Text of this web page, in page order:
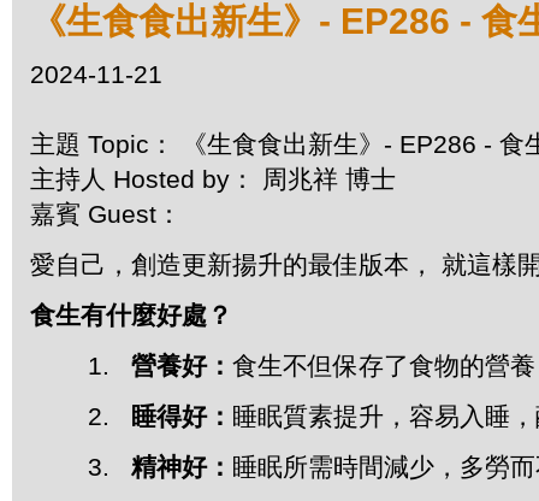
《生食食出新生》- EP286 - 食
2024-11-21
主題 Topic： 《生食食出新生》- EP286 - 食
主持人 Hosted by： 周兆祥 博士
嘉賓 Guest：
愛自己，創造更新揚升的最佳版本， 就這樣
食生有什麼好處？
1. 營養好： 食生不但保存了食物的營
2.
睡得好： 睡眠質素提升，容易入睡
3. 精神好： 睡眠所需時間減少，多勞